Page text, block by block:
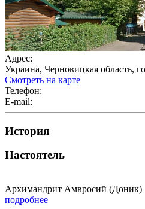
Адрес:
Украина, Черновицкая область,
Смотреть на карте
Телефон:
E-mail:
История
Настоятель
Архимандрит Амвросий (Доник)
подробнее